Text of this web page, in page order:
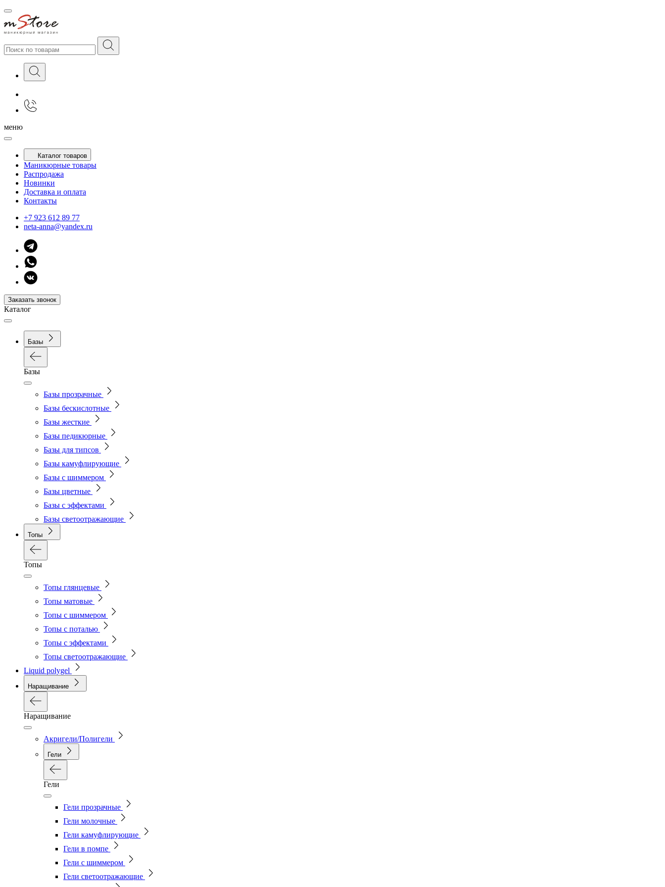
меню
Каталог товаров
Маникюрные товары
Распродажа
Новинки
Доставка и оплата
Контакты
+7 923 612 89 77
neta-anna@yandex.ru
Заказать звонок
Каталог
Базы
Базы
Базы прозрачные
Базы бескислотные
Базы жесткие
Базы педикюрные
Базы для типсов
Базы камуфлирующие
Базы с шиммером
Базы цветные
Базы с эффектами
Базы светоотражающие
Топы
Топы
Топы глянцевые
Топы матовые
Топы с шиммером
Топы с поталью
Топы с эффектами
Топы светоотражающие
Liquid polygel
Наращивание
Наращивание
Акригели/Полигели
Гели
Гели
Гели прозрачные
Гели молочные
Гели камуфлирующие
Гели в помпе
Гели с шиммером
Гели светоотражающие